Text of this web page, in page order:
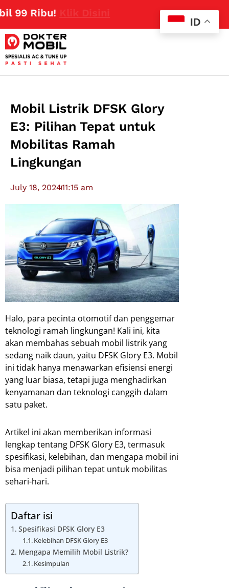
Ribu!Klik Disini
Mobil Listrik DFSK Glory
E3: Pilihan Tepat untuk
Mobilitas Ramah
Lingkungan
July 18, 202411:15 am
Halo, para pecinta otomotif dan penggemar
teknologi ramah lingkungan! Kali ini, kita
akan membahas sebuah mobil listrik yang
sedang naik daun, yaitu DFSK Glory E3. Mobil
ini tidak hanya menawarkan efisiensi energi
yang luar biasa, tetapi juga menghadirkan
kenyamanan dan teknologi canggih dalam
satu paket.
Artikel ini akan memberikan informasi
lengkap tentang DFSK Glory E3, termasuk
spesifikasi, kelebihan, dan mengapa mobil ini
bisa menjadi pilihan tepat untuk mobilitas
sehari-hari.
Daftar isi
Spesifikasi DFSK Glory E3
Kelebihan DFSK Glory E3
Mengapa Memilih Mobil Listrik?
Kesimpulan
ID